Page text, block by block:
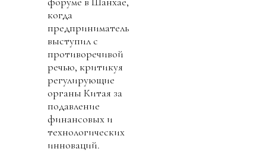
когда
предприниматель
выступил с
противоречивой
речью, критикуя
регулирующие
органы Китая за
подавление
финансовых и
технологических
инноваций.